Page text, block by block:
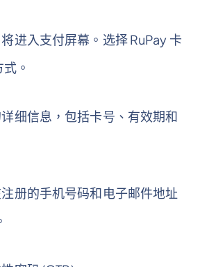
进入支付屏幕。选择 RuPay 卡
。
细信息，包括卡号、有效期和
册的手机号码和电子邮件地址